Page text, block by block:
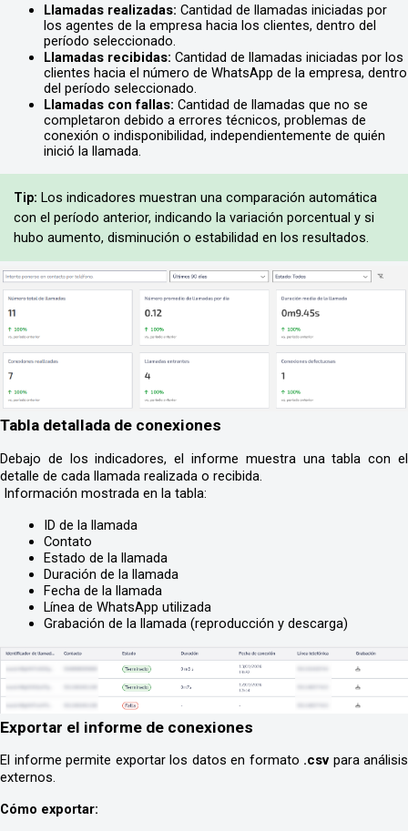
Llamadas realizadas: Cantidad de llamadas iniciadas por
los agentes de la empresa hacia los clientes, dentro del
período seleccionado.
Llamadas recibidas: Cantidad de llamadas iniciadas por los
clientes hacia el número de WhatsApp de la empresa, dentro
del período seleccionado.
Llamadas con fallas: Cantidad de llamadas que no se
completaron debido a errores técnicos, problemas de
conexión o indisponibilidad, independientemente de quién
inició la llamada.
Tip: Los indicadores muestran una comparación automática
con el período anterior, indicando la variación porcentual y si
hubo aumento, disminución o estabilidad en los resultados.
Tabla detallada de conexiones
Debajo de los indicadores, el informe muestra una tabla con el
detalle de cada llamada realizada o recibida.
Información mostrada en la tabla:
ID de la llamada
Contato
Estado de la llamada
Duración de la llamada
Fecha de la llamada
Línea de WhatsApp utilizada
Grabación de la llamada (reproducción y descarga)
Exportar el informe de conexiones
El informe permite exportar los datos en formato .csv para análisis
externos.
Cómo exportar: